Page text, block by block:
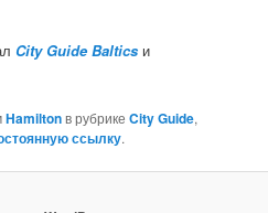
City Guide Baltics и
Hamiltonв рубрикеCity Guide,
ссылку.